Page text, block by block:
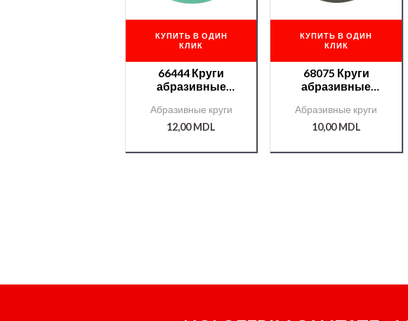
КУПИТЬ В ОДИН
КЛИК
66444 Круги
абразивные
velcro без отв.
P2000
Абразивные круги
12,00MDL
КУПИТЬ В ОДИН
КЛИК
68075 Круги
абразивные
15отв. P80
Абразивные круги
10,00MDL